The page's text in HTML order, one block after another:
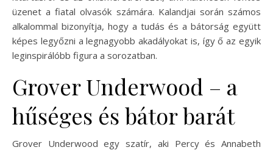
üzenet a fiatal olvasók számára. Kalandjai során számos
alkalommal bizonyítja, hogy a tudás és a bátorság együtt
képes legyőzni a legnagyobb akadályokat is, így ő az egyik
leginspirálóbb figura a sorozatban.
Grover Underwood – a
hűséges és bátor barát
Grover Underwood egy szatír, aki Percy és Annabeth